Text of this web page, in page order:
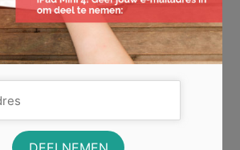
duidelijk
duidelijk en correct gelabeld is om
op de juiste bestemming aankomt.
adres van de ontvanger, inclusief naam,
postcode en plaatsnaam. Voeg
telefoonnummer van de ontvanger
problemen zijn met de bezorging. Laat